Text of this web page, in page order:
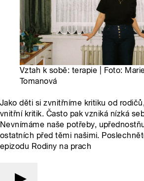
Vztah k sobě: terapie | Foto:
Tomanová
Jako děti si zvnitřníme kritiku od
vnitřní kritik. Často pak vzniká nízká
Nevnímáme naše potřeby,
ostatních před těmi našimi.
epizodu Rodiny na prach